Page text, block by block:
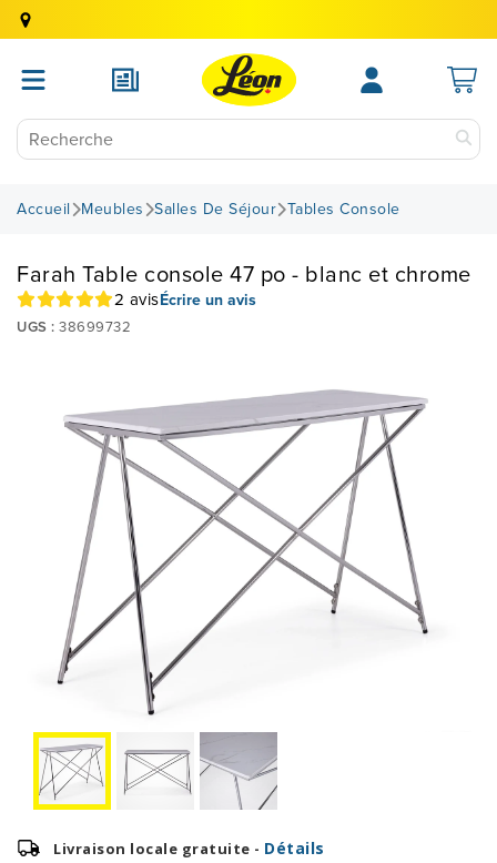
Accueil Meubles Salles De Séjour Tables Console
Farah Table console 47 po - blanc et chrome
2 avisÉcrire un avis
UGS : 38699732
Livraison locale gratuite - Détails